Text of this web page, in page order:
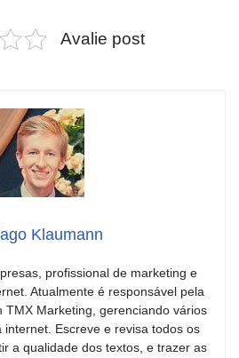
Avalie post
Klaumann
profissional de marketing e
Atualmente é responsável pela
TMX Marketing, gerenciando vários
internet. Escreve e revisa todos os
a qualidade dos textos, e trazer as